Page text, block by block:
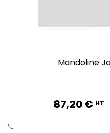
Mandoline
87,20 € HT